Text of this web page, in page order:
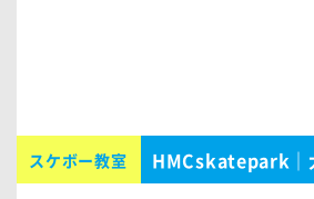
スケボー教室 HMCskatepark｜